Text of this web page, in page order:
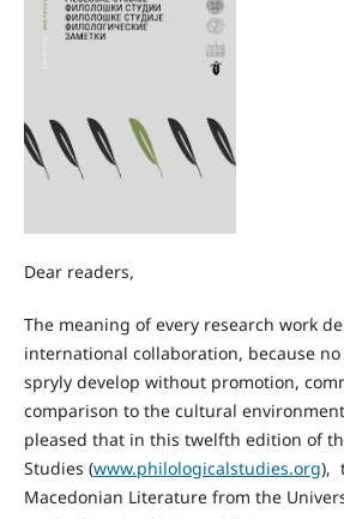
Dear readers,
The meaning of every research work
international collaboration, because
spryly develop without promotion,
comparison to the cultural
pleased that in this twelfth edition of
Studies (www.philologicalstudies.org),
Macedonian Literature from the